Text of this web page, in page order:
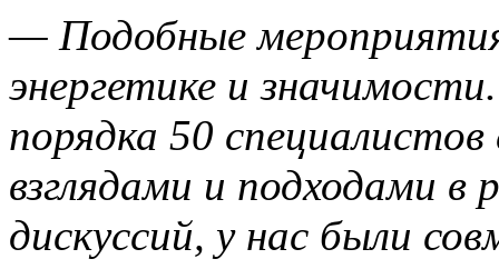
— Подобные
энергетике и
порядка 50
взглядами и подходами
дискуссий, у нас были